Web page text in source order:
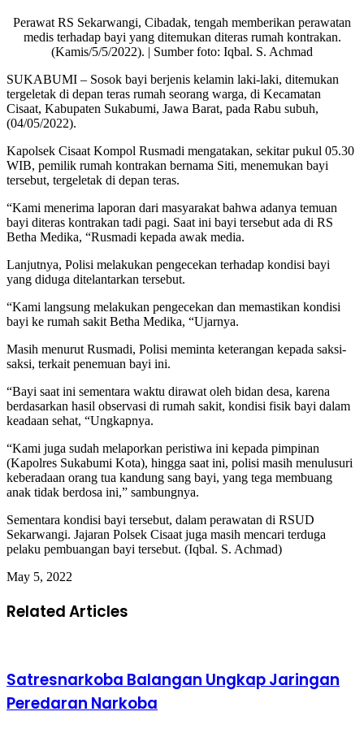
Perawat RS Sekarwangi, Cibadak, tengah memberikan perawatan
medis terhadap bayi yang ditemukan diteras rumah kontrakan.
(Kamis/5/5/2022). | Sumber foto: Iqbal. S. Achmad
SUKABUMI – Sosok bayi berjenis kelamin laki-laki, ditemukan
tergeletak di depan teras rumah seorang warga, di Kecamatan
Cisaat, Kabupaten Sukabumi, Jawa Barat, pada Rabu subuh,
(04/05/2022).
Kapolsek Cisaat Kompol Rusmadi mengatakan, sekitar pukul 05.30
WIB, pemilik rumah kontrakan bernama Siti, menemukan bayi
tersebut, tergeletak di depan teras.
“Kami menerima laporan dari masyarakat bahwa adanya temuan
bayi diteras kontrakan tadi pagi. Saat ini bayi tersebut ada di RS
Betha Medika, “Rusmadi kepada awak media.
Lanjutnya, Polisi melakukan pengecekan terhadap kondisi bayi
yang diduga ditelantarkan tersebut.
“Kami langsung melakukan pengecekan dan memastikan kondisi
bayi ke rumah sakit Betha Medika, “Ujarnya.
Masih menurut Rusmadi, Polisi meminta keterangan kepada saksi-
saksi, terkait penemuan bayi ini.
“Bayi saat ini sementara waktu dirawat oleh bidan desa, karena
berdasarkan hasil observasi di rumah sakit, kondisi fisik bayi dalam
keadaan sehat, “Ungkapnya.
“Kami juga sudah melaporkan peristiwa ini kepada pimpinan
(Kapolres Sukabumi Kota), hingga saat ini, polisi masih menulusuri
keberadaan orang tua kandung sang bayi, yang tega membuang
anak tidak berdosa ini,” sambungnya.
Sementara kondisi bayi tersebut, dalam perawatan di RSUD
Sekarwangi. Jajaran Polsek Cisaat juga masih mencari terduga
pelaku pembuangan bayi tersebut. (Iqbal. S. Achmad)
May 5, 2022
Related Articles
Satresnarkoba Balangan Ungkap Jaringan
Peredaran Narkoba